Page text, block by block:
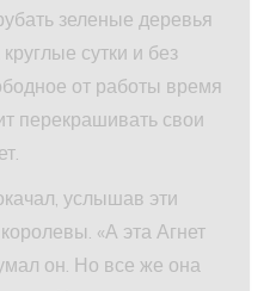
зеленые деревья
сутки и без
от работы время
перекрашивать свои
услышав эти
«А эта Агнет
он. Но все же она